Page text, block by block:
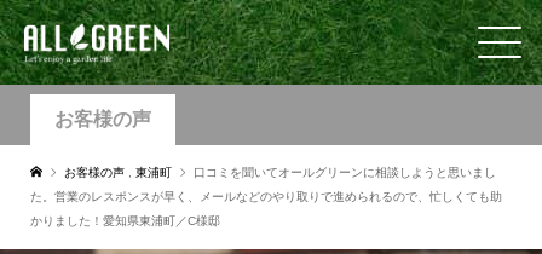
お客様の声
お客様の声 東浦町
口コミを聞いてオールグリーンに相談しようと思いまし
た。営業のレスポンスが早く、メールなどのやり取りで進められるので、忙しくても助
かりました！愛知県東浦町／C様邸